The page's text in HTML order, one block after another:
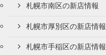
札幌市南区の新店情報
札幌市厚別区の新店情報
札幌市手稲区の新店情報